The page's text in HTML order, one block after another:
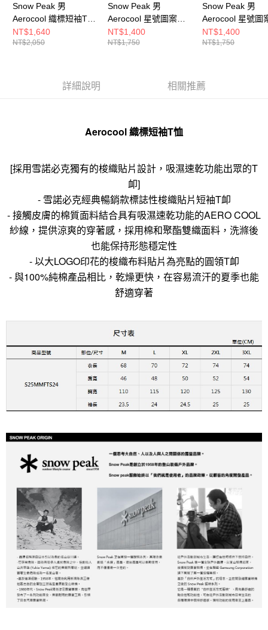
Snow Peak 男
Aerocool 織標短袖T恤
白
NT$1,640
NT$2,050
Snow Peak 男
Aerocool 星號圖案短
袖T恤 淺米
NT$1,400
NT$1,750
Snow Peak 男
Aerocool 星號圖
袖T恤 薄荷
NT$1,400
NT$1,750
詳細說明 相關推薦
Aerocool 織標短袖T恤
[採用雪諾必克獨有的梭織貼片設計，吸濕速乾功能出眾的T
卹]
- 雪諾必克經典暢銷款標誌性梭織貼片短袖T卹
- 接觸皮膚的棉質面料結合具有吸濕速乾功能的AERO COOL
紗線，提供涼爽的穿著感，採用棉和聚酯雙織面料，洗滌後
也能保持形態穩定性
- 以大LOGO印花的梭織布料貼片為亮點的圓領T卹
- 與100%純棉產品相比，乾燥更快，在容易流汗的夏季也能
舒適穿著